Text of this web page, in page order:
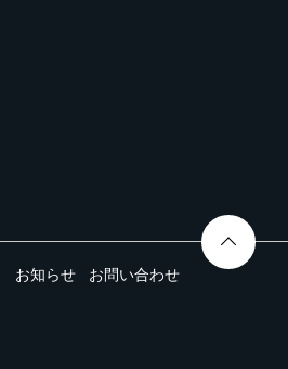
お知らせ お問い合わせ